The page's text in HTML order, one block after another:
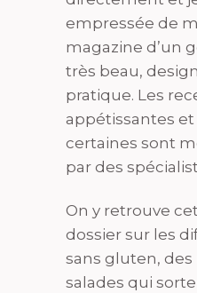
empressée de
magazine d’un
très beau,
pratique. Les
appétissantes
certaines sont
par des
On y retrouve
dossier sur les
sans gluten,
salades qui